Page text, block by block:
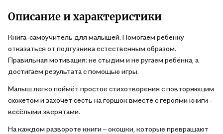
Описание и характеристики
Книга-самоучитель для малышей. Помогаем ребёнку
отказаться от подгузника естественным образом.
Правильная мотивация: не стыдим и не ругаем ребёнка, а
достигаем результата с помощью игры.
Малыш легко поймёт простое стихотворения с повторяющим
сюжетом и захочет сесть на горшок вместе с героями книги -
весёлыми зверятами.
На каждом развороте книги – окошки, которые превращают